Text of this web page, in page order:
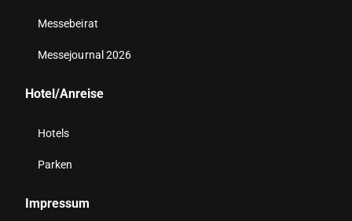
Messebeirat
Messejournal 2026
Hotel/Anreise
Hotels
Parken
Impressum